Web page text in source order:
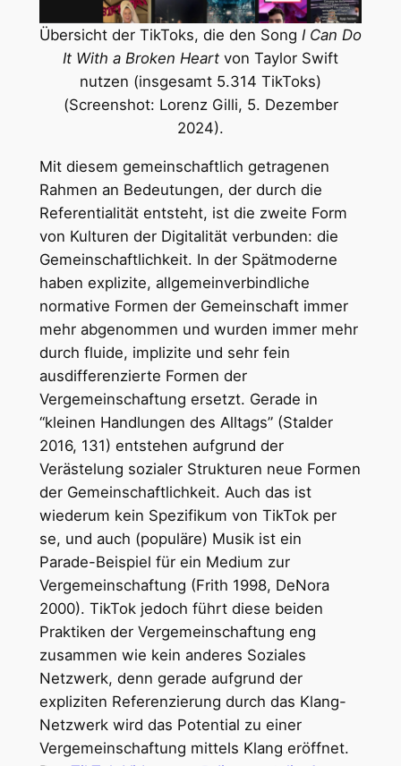
Übersicht der TikToks, die den Song I Can Do
It With a Broken Heart von Taylor Swift
nutzen (insgesamt 5.314 TikToks)
(Screenshot: Lorenz Gilli, 5. Dezember
2024).
Mit diesem gemeinschaftlich getragenen
Rahmen an Bedeutungen, der durch die
Referentialität entsteht, ist die zweite Form
von Kulturen der Digitalität verbunden: die
Gemeinschaftlichkeit. In der Spätmoderne
haben explizite, allgemeinverbindliche
normative Formen der Gemeinschaft immer
mehr abgenommen und wurden immer mehr
durch fluide, implizite und sehr fein
ausdifferenzierte Formen der
Vergemeinschaftung ersetzt. Gerade in
“kleinen Handlungen des Alltags” (Stalder
2016, 131) entstehen aufgrund der
Verästelung sozialer Strukturen neue Formen
der Gemeinschaftlichkeit. Auch das ist
wiederum kein Spezifikum von TikTok per
se, und auch (populäre) Musik ist ein
Parade-Beispiel für ein Medium zur
Vergemeinschaftung (Frith 1998, DeNora
2000). TikTok jedoch führt diese beiden
Praktiken der Vergemeinschaftung eng
zusammen wie kein anderes Soziales
Netzwerk, denn gerade aufgrund der
expliziten Referenzierung durch das Klang-
Netzwerk wird das Potential zu einer
Vergemeinschaftung mittels Klang eröffnet.